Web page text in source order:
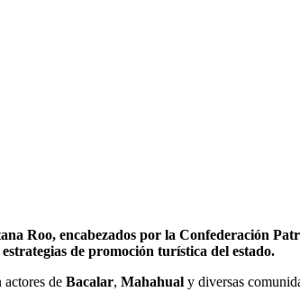
Roo, encabezados por la Confederación
de promoción turística del estado.
de Bacalar, Mahahual y diversas